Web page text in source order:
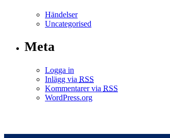
Händelser
Uncategorised
Meta
Logga in
Inlägg via RSS
Kommentarer via RSS
WordPress.org